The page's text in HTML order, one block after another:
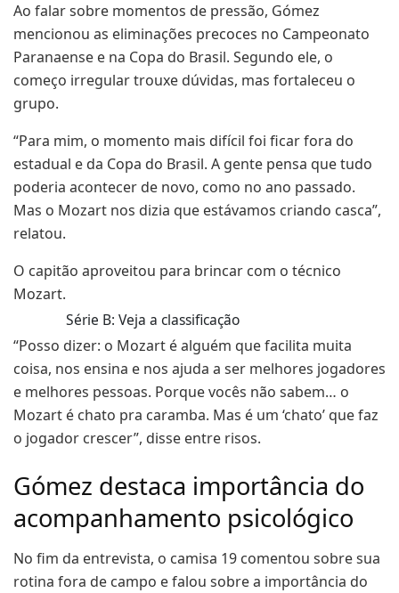
Ao falar sobre momentos de pressão, Gómez
mencionou as eliminações precoces no Campeonato
Paranaense e na Copa do Brasil. Segundo ele, o
começo irregular trouxe dúvidas, mas fortaleceu o
grupo.
“Para mim, o momento mais difícil foi ficar fora do
estadual e da Copa do Brasil. A gente pensa que tudo
poderia acontecer de novo, como no ano passado.
Mas o Mozart nos dizia que estávamos criando casca”,
relatou.
O capitão aproveitou para brincar com o técnico
Mozart.
Série B: Veja a classificação
“Posso dizer: o Mozart é alguém que facilita muita
coisa, nos ensina e nos ajuda a ser melhores jogadores
e melhores pessoas. Porque vocês não sabem… o
Mozart é chato pra caramba. Mas é um ‘chato’ que faz
o jogador crescer”, disse entre risos.
Gómez destaca importância do
acompanhamento psicológico
No fim da entrevista, o camisa 19 comentou sobre sua
rotina fora de campo e falou sobre a importância do